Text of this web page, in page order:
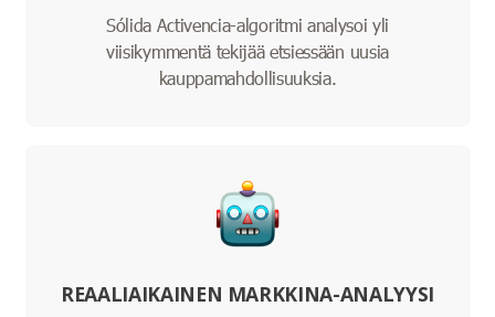
Sólida Activencia-algoritmi analysoi yli
viisikymmentä tekijää etsiessään uusia
kauppamahdollisuuksia.
REAALIAIKAINEN MARKKINA-ANALYYSI